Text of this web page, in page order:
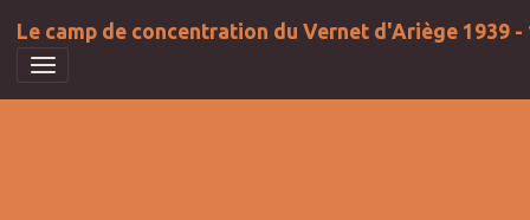
Le camp de concentration du Vernet d'Ariège 1939 -